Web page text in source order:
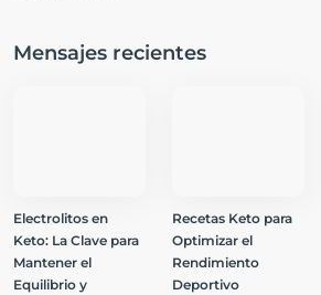
Mensajes recientes
Electrolitos en
Keto: La Clave para
Mantener el
Equilibrio y
Recetas Keto para
Optimizar el
Rendimiento
Deportivo